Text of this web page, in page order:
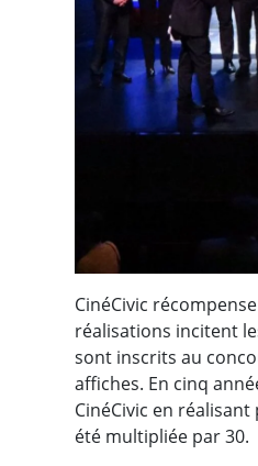
CinéCivic
réalisations incitent
sont inscrits au
affiches. En cinq
CinéCivic en
été multipliée par 30.